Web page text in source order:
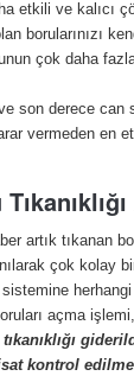
etkili ve kalıcı
borularınızı
çok daha
son derece can
vermeden en
artık tıkanan
çok kolay
açma
kontrol